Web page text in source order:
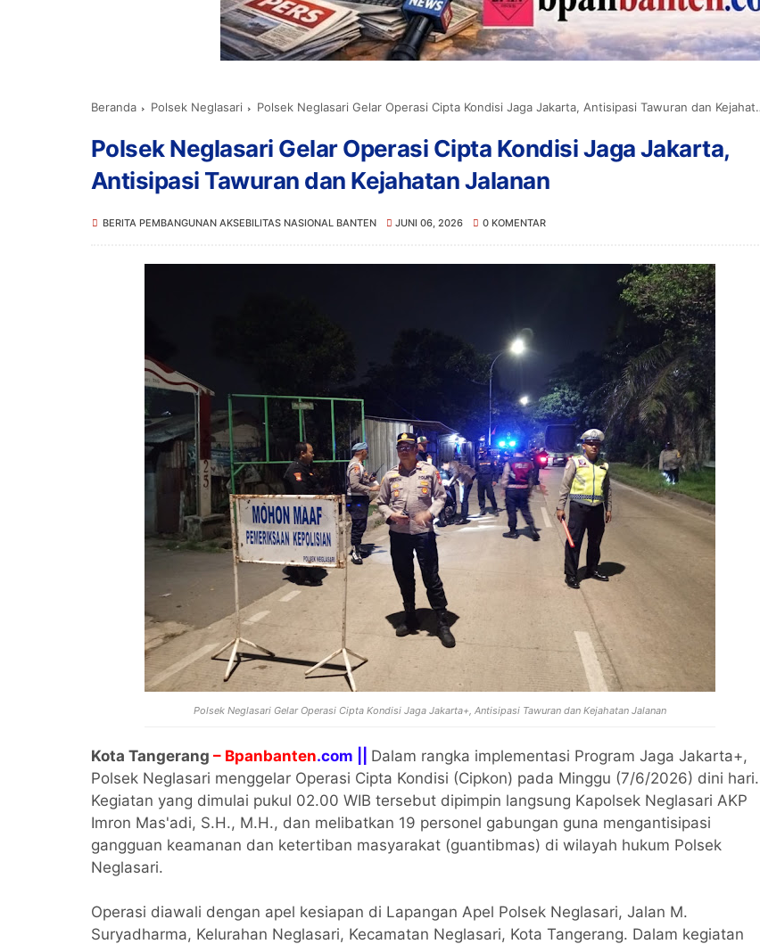
Beranda Polsek Neglasari Polsek Neglasari Gelar Operasi Cipta Kondisi Jaga Jakarta, Antisipasi Tawuran dan Kejahatan Jalanan
Polsek Neglasari Gelar Operasi Cipta Kondisi Jaga Jakarta,
Antisipasi Tawuran dan Kejahatan Jalanan
BERITA PEMBANGUNAN AKSEBILITAS NASIONAL BANTEN JUNI 06, 2026 0 KOMENTAR
Polsek Neglasari Gelar Operasi Cipta Kondisi Jaga Jakarta+, Antisipasi Tawuran dan Kejahatan Jalanan
Kota Tangerang – Bpanbanten.com || Dalam rangka implementasi Program Jaga Jakarta+,
Polsek Neglasari menggelar Operasi Cipta Kondisi (Cipkon) pada Minggu (7/6/2026) dini hari.
Kegiatan yang dimulai pukul 02.00 WIB tersebut dipimpin langsung Kapolsek Neglasari AKP
Imron Mas'adi, S.H., M.H., dan melibatkan 19 personel gabungan guna mengantisipasi
gangguan keamanan dan ketertiban masyarakat (guantibmas) di wilayah hukum Polsek
Neglasari.
Operasi diawali dengan apel kesiapan di Lapangan Apel Polsek Neglasari, Jalan M.
Suryadharma, Kelurahan Neglasari, Kecamatan Neglasari, Kota Tangerang. Dalam kegiatan